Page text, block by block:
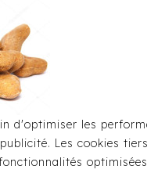
TOILETTAGE
Sac Luxe - Simili
d'optimiser les
Les cookies